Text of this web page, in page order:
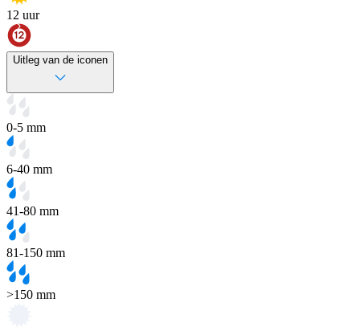
12 uur
Uitleg van de iconen
0-5 mm
6-40 mm
41-80 mm
81-150 mm
>150 mm